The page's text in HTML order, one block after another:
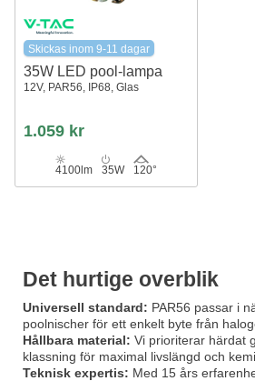
Skickas inom 9-11 dagar
35W LED pool-lampa
12V, PAR56, IP68, Glas
1.059 kr
4100lm 35W 120°
Det hurtige overblik
Universell standard: PAR56 passar i
poolnischer för ett enkelt byte från
Hållbara material: Vi prioriterar härdat
klassning för maximal livslängd och
Teknisk expertis: Med 15 års